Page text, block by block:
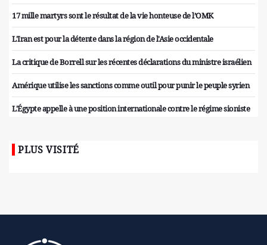
17 mille martyrs sont le résultat de la vie honteuse de l’OMK
L'Iran est pour la détente dans la région de l'Asie occidentale
La critique de Borrell sur les récentes déclarations du ministre israélien
Amérique utilise les sanctions comme outil pour punir le peuple syrien
L'Égypte appelle à une position internationale contre le régime sioniste
PLUS VISITÉ